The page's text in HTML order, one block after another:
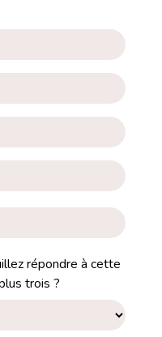
répondre à cette
trois ?